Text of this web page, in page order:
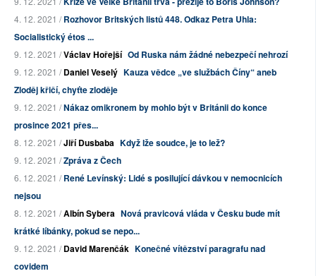
4. 12. 2021 /Rozhovor Britských listů 448. Odkaz Petra Uhla:
Socialistický étos ...
9. 12. 2021 /Václav Hořejší Od Ruska nám žádné nebezpečí nehrozí
9. 12. 2021 /Daniel Veselý Kauza vědce „ve službách Číny“ aneb
Zloděj křičí, chyťte zloděje
9. 12. 2021 /Nákaz omikronem by mohlo být v Británii do konce
prosince 2021 přes...
8. 12. 2021 /Jiří Dusbaba Když lže soudce, je to lež?
9. 12. 2021 /Zpráva z Čech
6. 12. 2021 /René Levínský: Lidé s posilující dávkou v nemocnicích
nejsou
8. 12. 2021 /Albín Sybera Nová pravicová vláda v Česku bude mít
krátké líbánky, pokud se nepo...
9. 12. 2021 /David Marenčák Konečné vítězství paragrafu nad
covidem